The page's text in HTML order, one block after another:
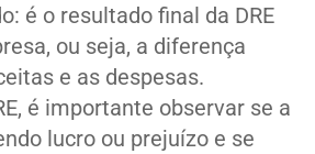
é o resultado final da DRE
ou seja, a diferença
e as despesas.
é importante observar se a
lucro ou prejuízo e se